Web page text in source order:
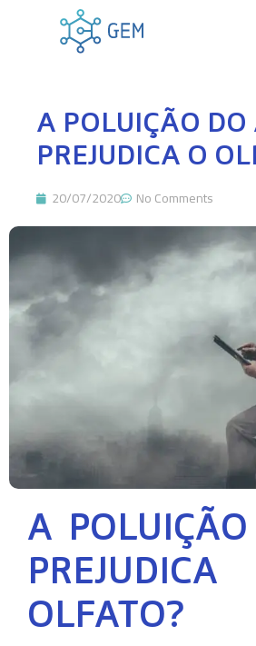
A POLUIÇÃO DO
PREJUDICA O
20/07/2020 No Comments
A
OLFATO?